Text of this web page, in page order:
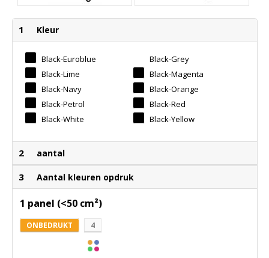
1 Kleur
Black-Euroblue
Black-Grey
Black-Lime
Black-Magenta
Black-Navy
Black-Orange
Black-Petrol
Black-Red
Black-White
Black-Yellow
2 aantal
3 Aantal kleuren opdruk
1 panel (<50 cm²)
ONBEDRUKT 4